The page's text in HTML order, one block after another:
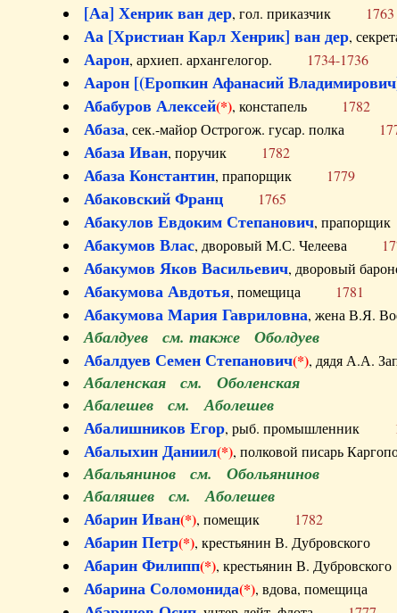
[Аа] Хенрик ван дер, гол. приказчик 1763
Аа [Христиан Карл Хенрик] ван дер,
Аарон, архиеп. архангелогор. 1734-1736
Аарон [(Еропкин Афанасий
Абабуров Алексей(*), констапель 1782
Абаза, сек.-майор Острогож. гусар. полка
Абаза Иван, поручик 1782
Абаза Константин, прапорщик 1779
Абаковский Франц 1765
Абакулов Евдоким Степанович,
Абакумов Влас, дворовый М.С. Челеева
Абакумов Яков Васильевич, дворовый
Абакумова Авдотья, помещица 1781
Абакумова Мария Гавриловна, жена В.Я.
Абалдуев см. также Оболдуев
Абалдуев Семен Степанович(*), дядя А.А.
Абаленская см. Оболенская
Абалешев см. Аболешев
Абалишников Егор, рыб. промышленник
Абалыхин Даниил(*), полковой писарь
Абальянинов см. Обольянинов
Абаляшев см. Аболешев
Абарин Иван(*), помещик 1782
Абарин Петр(*), крестьянин В. Дубровского
Абарин Филипп(*), крестьянин В.
Абарина Соломонида(*), вдова, помещица